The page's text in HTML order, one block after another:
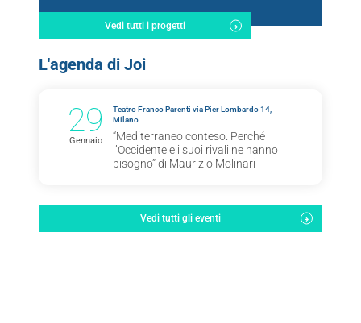
Vedi tutti i progetti
L'agenda di Joi
29
Gennaio
Teatro Franco Parenti via Pier Lombardo 14,
Milano
“Mediterraneo conteso. Perché
l’Occidente e i suoi rivali ne hanno
bisogno” di Maurizio Molinari
Vedi tutti gli eventi